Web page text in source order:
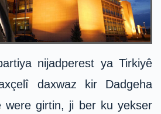
nijadperest ya Tirkiyê
daxwaz kir Dadgeha
were girtin, ji ber ku yekser